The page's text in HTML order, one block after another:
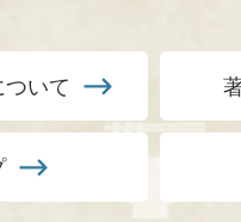
いて